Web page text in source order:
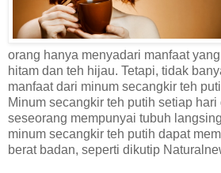
orang hanya menyadari manfaat
hitam dan teh hijau. Tetapi, tidak
manfaat dari minum secangkir teh
Minum secangkir teh putih setiap hari
seseorang mempunyai tubuh
minum secangkir teh putih dapat
berat badan, seperti dikutip